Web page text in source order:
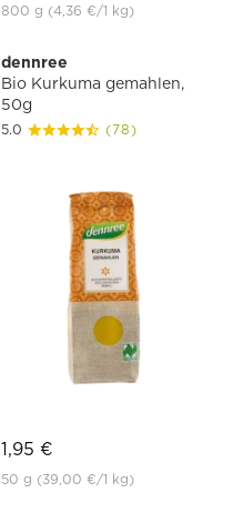
800 g (4,36 €/1 kg)
dennree
Bio Kurkuma gemahlen,
50g
5.0 (78)
1,95 €
50 g (39,00 €/1 kg)